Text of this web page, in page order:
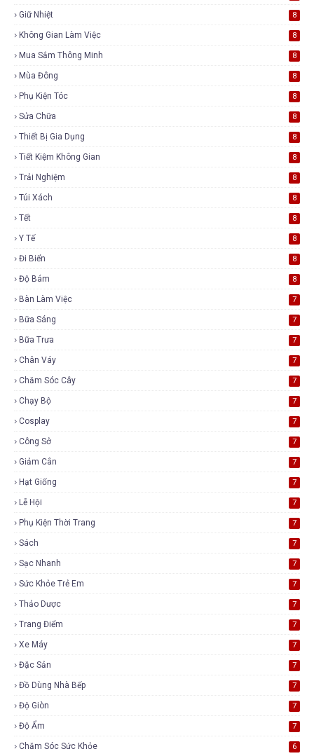
Giữ Nhiệt 8
Không Gian Làm Việc 8
Mua Sắm Thông Minh 8
Mùa Đông 8
Phụ Kiện Tóc 8
Sửa Chữa 8
Thiết Bị Gia Dụng 8
Tiết Kiệm Không Gian 8
Trải Nghiệm 8
Túi Xách 8
Tết 8
Y Tế 8
Đi Biển 8
Độ Bám 8
Bàn Làm Việc 7
Bữa Sáng 7
Bữa Trưa 7
Chân Váy 7
Chăm Sóc Cây 7
Chạy Bộ 7
Cosplay 7
Công Sở 7
Giảm Cân 7
Hạt Giống 7
Lễ Hội 7
Phụ Kiện Thời Trang 7
Sách 7
Sạc Nhanh 7
Sức Khỏe Trẻ Em 7
Thảo Dược 7
Trang Điểm 7
Xe Máy 7
Đặc Sản 7
Đồ Dùng Nhà Bếp 7
Độ Giòn 7
Độ Ẩm 7
Chăm Sóc Sức Khỏe 6